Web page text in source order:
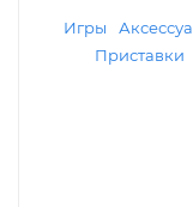
Игры
Приставки